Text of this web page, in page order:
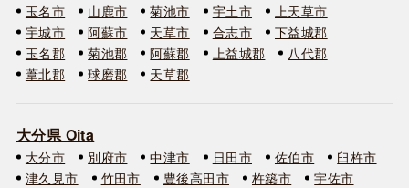
玉名市
山鹿市 菊池市 宇土市
上天草市
宇城市
阿蘇市 天草市 合志市
下益城郡
玉名郡
菊池郡 阿蘇郡 上益城郡
八代郡
葦北郡
球磨郡 天草郡
大分県 Oita
大分市 別府市 中津市 日田市 佐伯市
臼杵市
津久見市
竹田市 豊後高田市 杵築市
宇佐市